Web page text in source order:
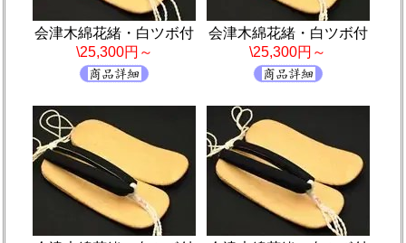
会津木綿花緒・白ツボ付
\25,300円～
会津木綿花緒・白ツボ付
\25,300円～